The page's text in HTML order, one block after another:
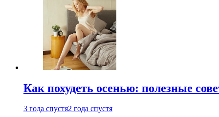
Как похудеть осенью: полезные
3 года спустя2 года спустя